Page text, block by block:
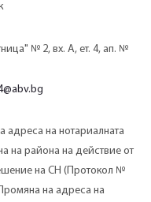
№ 2, вх. А, ет. 4, ап. №
адреса на нотариалната
на района на действие от
на СН (Протокол №
на адреса на